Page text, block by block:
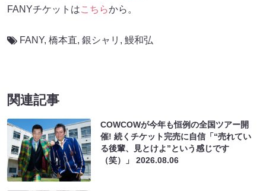
FANYチケットはこちらから。
FANY, 橋本直, 銀シャリ , 鰻和弘
関連記事
COWCOWが今年も恒例の全国ツアー開
催! 続くチケット完売に自信「“売れてい
る後輩、見とけよ”という感じです
（笑）」2026.08.06